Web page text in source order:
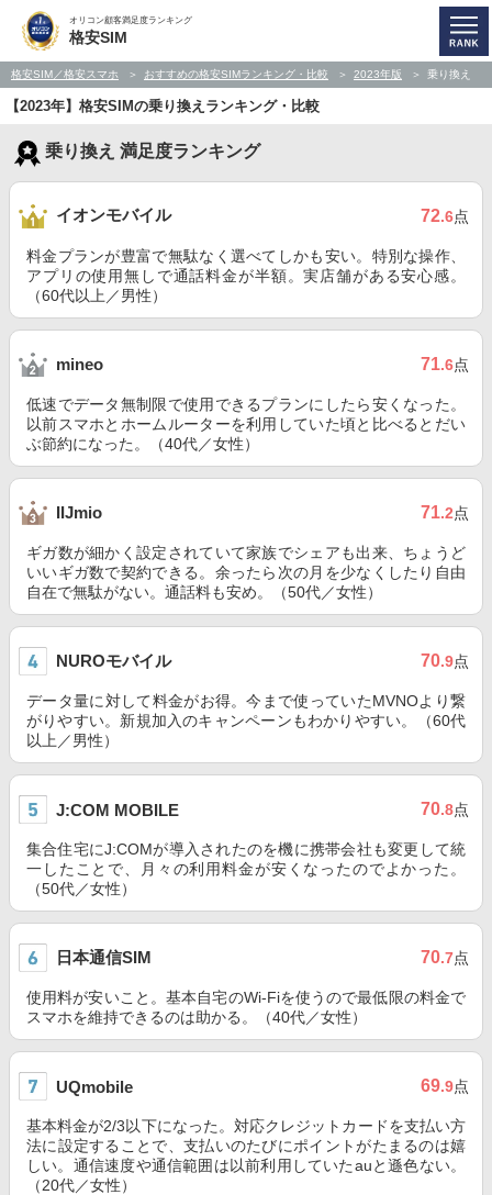
オリコン顧客満足度ランキング
格安SIM
格安SIM／格安スマホ おすすめの格安SIMランキング・比較 2023年版 乗り換え
【2023年】格安SIMの乗り換えランキング・比較
乗り換え 満足度ランキング
イオンモバイル 72.6点
料金プランが豊富で無駄なく選べてしかも安い。特別な操作、
アプリの使用無しで通話料金が半額。実店舗がある安心感。
（60代以上／男性）
mineo 71.6点
低速でデータ無制限で使用できるプランにしたら安くなった。
以前スマホとホームルーターを利用していた頃と比べるとだい
ぶ節約になった。（40代／女性）
IIJmio 71.2点
ギガ数が細かく設定されていて家族でシェアも出来、ちょうど
いいギガ数で契約できる。余ったら次の月を少なくしたり自由
自在で無駄がない。通話料も安め。（50代／女性）
NUROモバイル 70.9点
データ量に対して料金がお得。今まで使っていたMVNOより繋
がりやすい。新規加入のキャンペーンもわかりやすい。（60代
以上／男性）
J:COM MOBILE 70.8点
集合住宅にJ:COMが導入されたのを機に携帯会社も変更して統
一したことで、月々の利用料金が安くなったのでよかった。
（50代／女性）
日本通信SIM 70.7点
使用料が安いこと。基本自宅のWi-Fiを使うので最低限の料金で
スマホを維持できるのは助かる。（40代／女性）
UQmobile 69.9点
基本料金が2/3以下になった。対応クレジットカードを支払い方
法に設定することで、支払いのたびにポイントがたまるのは嬉
しい。通信速度や通信範囲は以前利用していたauと遜色ない。
（20代／女性）